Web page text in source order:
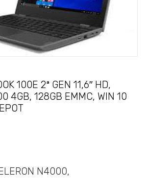
100E 2ª GEN 11,6″ HD,
4GB, 128GB EMMC, WIN 10
N4000,